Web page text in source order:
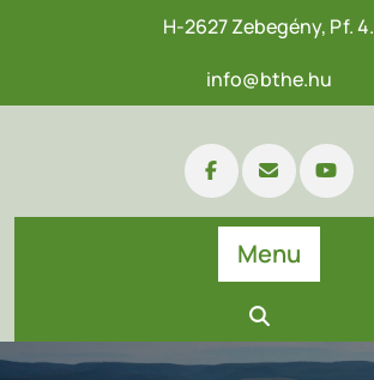
H-2627 Zebegény, Pf. 4.
info@bthe.hu
Menu